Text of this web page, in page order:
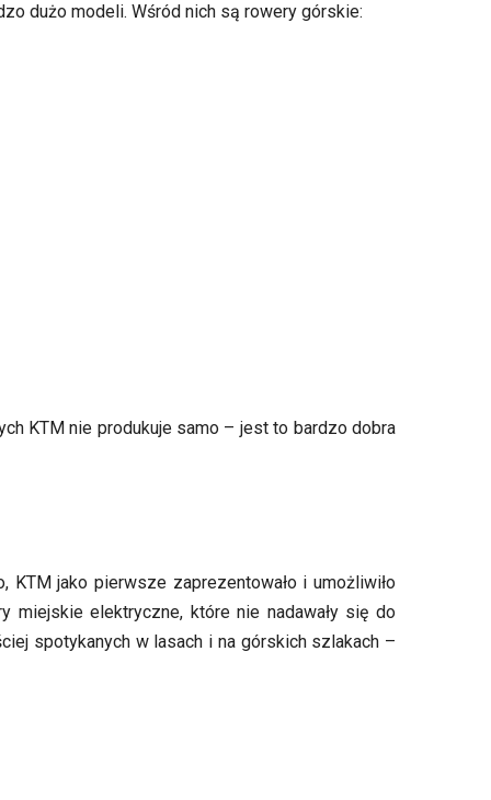
dużo modeli. Wśród nich są rowery górskie:
KTM nie produkuje samo – jest to bardzo dobra
jako pierwsze zaprezentowało i umożliwiło
miejskie elektryczne, które nie nadawały się do
spotykanych w lasach i na górskich szlakach –